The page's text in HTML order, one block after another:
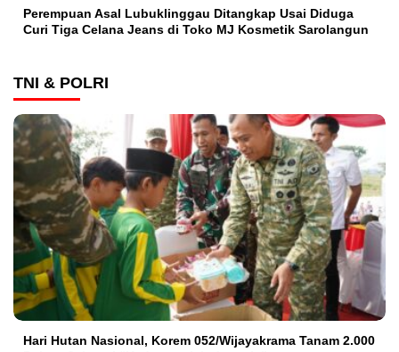
Perempuan Asal Lubuklinggau Ditangkap Usai Diduga
Curi Tiga Celana Jeans di Toko MJ Kosmetik Sarolangun
TNI & POLRI
Hari Hutan Nasional, Korem 052/Wijayakrama Tanam 2.000